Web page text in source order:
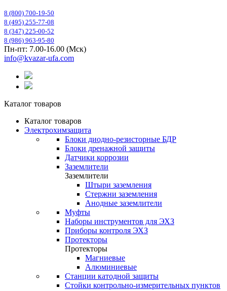
8 (800) 700-19-50
8 (495) 255-77-08
8 (347) 225-00-52
8 (986) 963-95-80
Пн-пт: 7.00-16.00 (Мск)
info@kvazar-ufa.com
Каталог товаров
Каталог товаров
Электрохимзащита
Блоки диодно-резисторные БДР
Блоки дренажной защиты
Датчики коррозии
Заземлители
Заземлители
Штыри заземления
Стержни заземления
Анодные заземлители
Муфты
Наборы инструментов для ЭХЗ
Приборы контроля ЭХЗ
Протекторы
Протекторы
Магниевые
Алюминиевые
Станции катодной защиты
Стойки контрольно-измерительных пунктов